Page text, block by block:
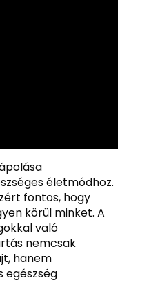
életmódhoz.
fontos, hogy
körül minket. A
való
nemcsak
hanem
egészség